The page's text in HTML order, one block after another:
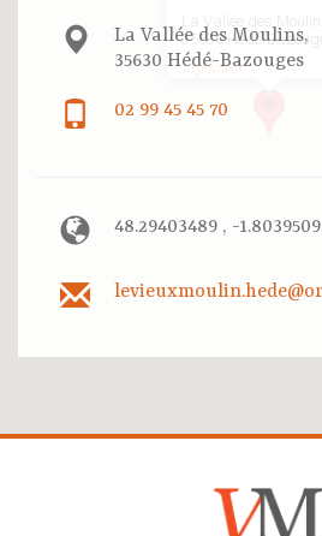
La Vallée des
35630 Hédé-
Agrandir
La Vallée des Moulins,
35630 Hédé-Bazouges
02 99 45 45 70
48.29403489 , -